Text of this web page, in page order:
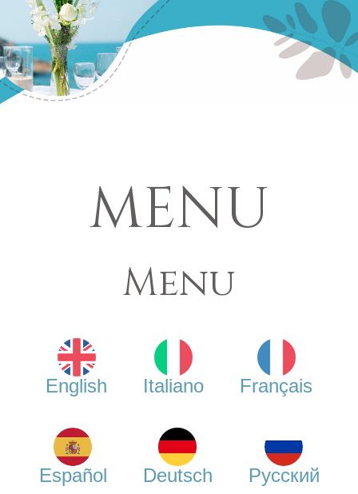
MENU
Menu
English Italiano Français
Español Deutsch Русский